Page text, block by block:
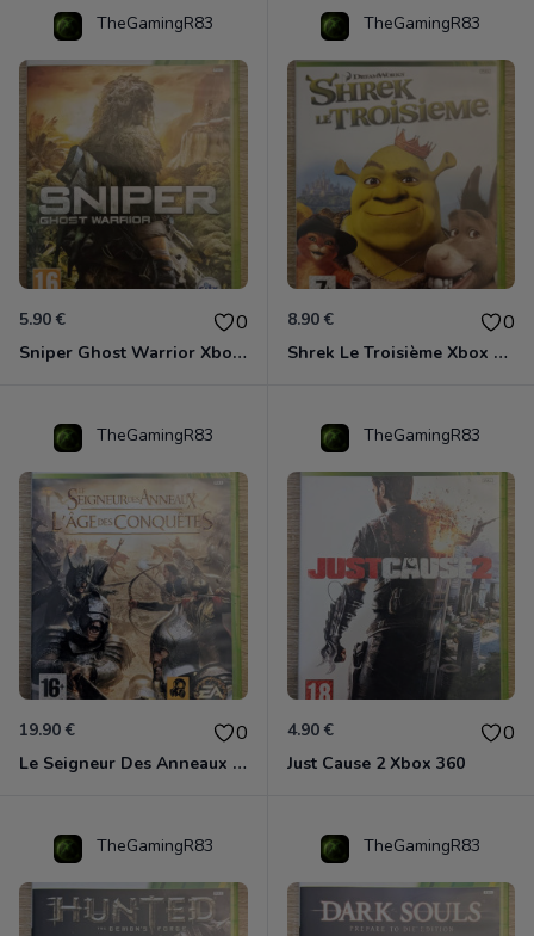
TheGamingR83
5.90 € 0
Sniper Ghost Warrior Xbox 360
TheGamingR83
8.90 € 0
Shrek Le Troisième Xbox 360
TheGamingR83
19.90 € 0
Le Seigneur Des Anneaux - L'âge Des Conquêtes Xbox 360
TheGamingR83
4.90 € 0
Just Cause 2 Xbox 360
TheGamingR83 TheGamingR83